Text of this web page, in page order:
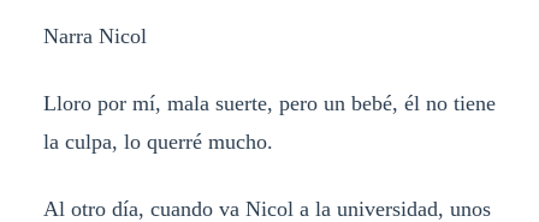
Narra Nicol
Lloro por mí, mala suerte, pero un bebé, él no tiene
la culpa, lo querré mucho.
Al otro día, cuando va Nicol a la universidad, unos